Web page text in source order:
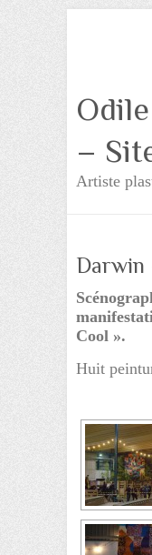
–
Artiste
Darwin
Cool ».
Huit